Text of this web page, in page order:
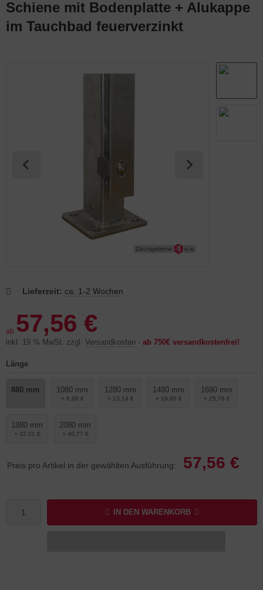
Schiene mit Bodenplatte + Alukappe
im Tauchbad feuerverzinkt
Lieferzeit: ca. 1-2 Wochen
ab 57,56 €
inkl. 19 % MwSt. zzgl. Versandkosten - ab 750€ versandkostenfrei!
Länge
880 mm 1080 mm
+ 6,88 €
1280 mm
+ 13,14 €
1480 mm
+ 19,60 €
1680 mm
+ 25,76 €
1880 mm
+ 32,01 €
2080 mm
+ 40,77 €
Preis pro Artikel in der gewählten Ausführung: 57,56 €
IN DEN WARENKORB
Komplett-Zaunsets
für Tore